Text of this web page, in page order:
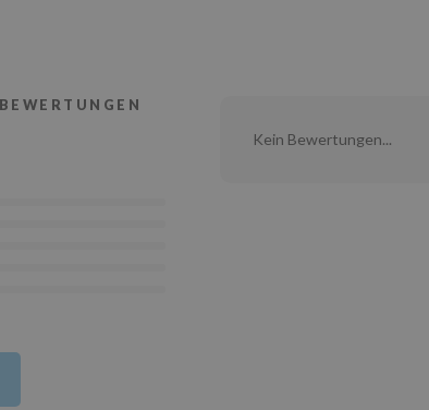
BEWERTUNGEN
Kein Bewertungen...